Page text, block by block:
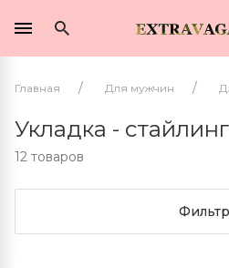
Главная Для мужчин
Укладка - стайлинг
12 товаров
Фильтр